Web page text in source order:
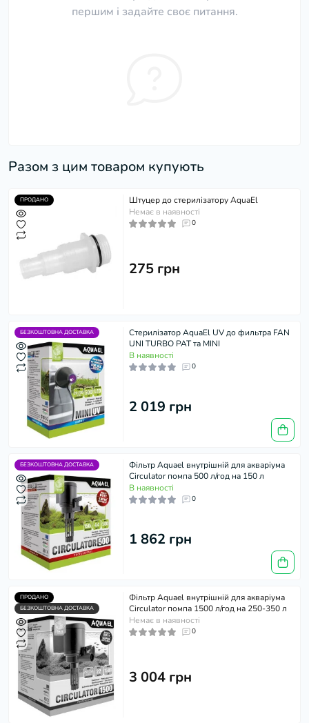
першим і задайте своє питання.
Разом з цим товаром купують
ПРОДАНО
Штуцер до стерилізатору AquaEl
Немає в наявності
0
275 грн
БЕЗКОШТОВНА ДОСТАВКА
Стерилізатор AquaEl UV до фильтра FAN
UNI TURBO PAT та MINI
В наявності
0
2 019 грн
БЕЗКОШТОВНА ДОСТАВКА
Фільтр Aquael внутрішній для акваріума
Circulator помпа 500 л/год на 150 л
В наявності
0
1 862 грн
ПРОДАНО
БЕЗКОШТОВНА ДОСТАВКА
Фільтр Aquael внутрішній для акваріума
Circulator помпа 1500 л/год на 250-350 л
Немає в наявності
0
3 004 грн